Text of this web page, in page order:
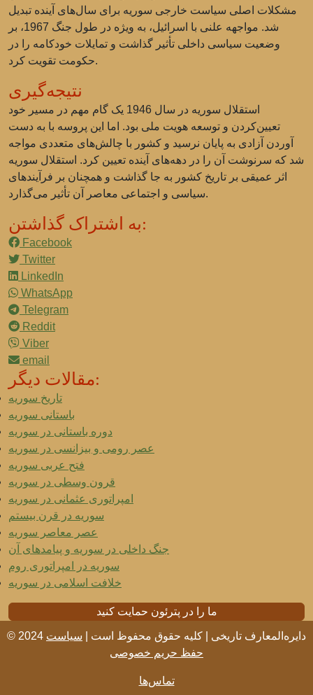
مشکلات اصلی سیاست خارجی سوریه برای سال‌های آینده تبدیل
شد. مواجهه علنی با اسرائیل، به ویژه در طول جنگ 1967، بر
وضعیت سیاسی داخلی تأثیر گذاشت و تمایلات خودکامه را در
حکومت تقویت کرد.
نتیجه‌گیری
استقلال سوریه در سال 1946 یک گام مهم در مسیر خود
تعیین‌کردن و توسعه هویت ملی بود. اما این پروسه با به دست
آوردن آزادی به پایان نرسید و کشور با چالش‌های متعددی مواجه
شد که سرنوشت آن را در دهه‌های آینده تعیین کرد. استقلال سوریه
اثر عمیقی بر تاریخ کشور به جا گذاشت و همچنان بر فرآیندهای
سیاسی و اجتماعی معاصر آن تأثیر می‌گذارد.
به اشتراک گذاشتن:
Facebook
Twitter
LinkedIn
WhatsApp
Telegram
Reddit
Viber
email
مقالات دیگر:
تاریخ سوریه
باستانی سوریه
دوره باستانی در سوریه
عصر رومی و بیزانسی در سوریه
فتح عربی سوریه
قرون وسطی در سوریه
امپراتوری عثمانی در سوریه
سوریه در قرن بیستم
عصر معاصر سوریه
جنگ داخلی در سوریه و پیامدهای آن
سوریه در امپراتوری روم
خلافت اسلامی در سوریه
ما را در پترئون حمایت کنید
© 2024 دایره‌المعارف تاریخی | کلیه حقوق محفوظ است | سیاست
حفظ حریم خصوصی
تماس‌ها